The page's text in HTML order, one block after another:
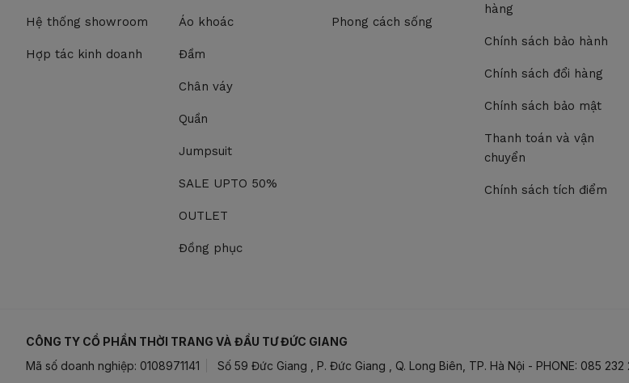
Hệ thống showroom
Hợp tác kinh doanh
Áo khoác
Đầm
Chân váy
Quần
Jumpsuit
SALE UPTO 50%
OUTLET
Đồng phục
Phong cách sống
hàng
Chính sách bảo hành
Chính sách đổi hàng
Chính sách bảo mật
Thanh toán và vận
chuyển
Chính sách tích điểm
CÔNG TY CỔ PHẦN THỜI TRANG VÀ ĐẦU TƯ ĐỨC GIANG
Mã số doanh nghiệp: 0108971141
Số 59 Đức Giang , P. Đức Giang , Q. Long Biên, TP. Hà Nội - PHONE: 085 232